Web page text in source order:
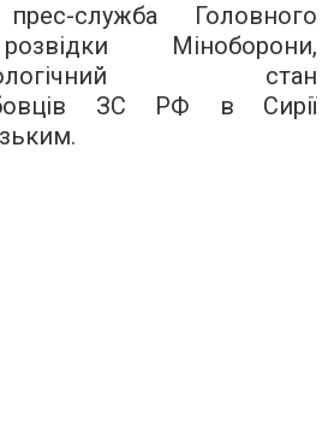
прес-службаГоловного
Міноборони,
стан
ЗС РФ в Сирії